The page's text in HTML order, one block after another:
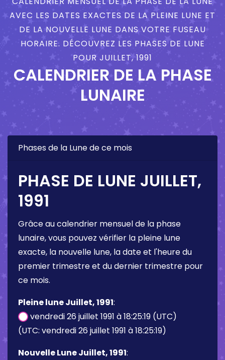
AVEC LES DATES EXACTES DE LA PLEINE LUNE ET
DE LA NOUVELLE LUNE DANS VOTRE FUSEAU
HORAIRE. DÉCOUVREZ LES PHASES DE LUNE
POUR JUILLET, 1991
CALENDRIER DE LA PHASE
LUNAIRE
Phases de la Lune de ce mois
PHASE DE LUNE JUILLET,
1991
Grâce au calendrier mensuel de la phase
lunaire, vous pouvez vérifier la pleine lune
exacte, la nouvelle lune, la date et l'heure du
premier trimestre et du dernier trimestre pour
ce mois.
Pleine lune Juillet, 1991:
vendredi 26 juillet 1991 à 18:25:19 (UTC)
(UTC: vendredi 26 juillet 1991 à 18:25:19)
Nouvelle Lune Juillet, 1991: